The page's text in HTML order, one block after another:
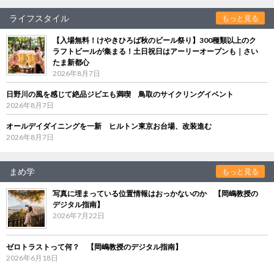
ライフスタイル もっと見る
【入場無料！けやきひろば秋のビール祭り】300種類以上のク
ラフトビールが集まる！土日祝日はアーリーオープンも｜さい
たま新都心
2026年8月7日
日野川の風を感じて絶品ジビエも満喫 鳥取のサイクリングイベント
2026年8月7日
オールデイダイニングを一新 ヒルトン東京お台場、改装進む
2026年8月7日
まめ学 もっと見る
写真に埋まっている位置情報はおっかないのか 【岡嶋教授の
デジタル指南】
2026年7月22日
ゼロトラストって何？ 【岡嶋教授のデジタル指南】
2026年6月18日